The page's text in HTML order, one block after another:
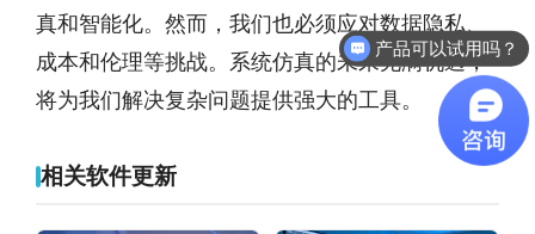
真和智能化。然而，我们也必须应对数据隐私、
成本和伦理等挑战。系统仿真的未来充满机遇，
将为我们解决复杂问题提供强大的工具。
相关软件更新
产品可以试用吗？